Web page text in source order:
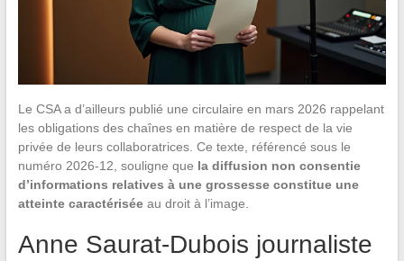
Le CSA a d’ailleurs publié une circulaire en mars 2026 rappelant
les obligations des chaînes en matière de respect de la vie
privée de leurs collaboratrices. Ce texte, référencé sous le
numéro 2026-12, souligne que la diffusion non consentie
d’informations relatives à une grossesse constitue une
atteinte caractériséeau droit à l’image.
Anne Saurat-Dubois journaliste